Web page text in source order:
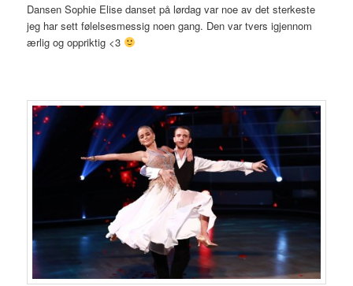
Dansen Sophie Elise danset på lørdag var noe av det sterkeste
jeg har sett følelsesmessig noen gang. Den var tvers igjennom
ærlig og oppriktig <3